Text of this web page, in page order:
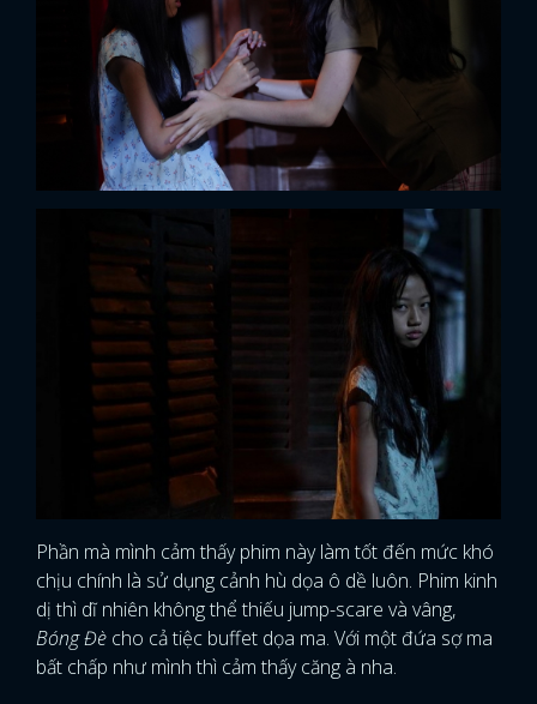
Phần mà mình cảm thấy phim này làm tốt đến mức khó
chịu chính là sử dụng cảnh hù dọa ô dề luôn. Phim kinh
dị thì dĩ nhiên không thể thiếu jump-scare và vâng,
Bóng Đè cho cả tiệc buffet dọa ma. Với một đứa sợ ma
bất chấp như mình thì cảm thấy căng à nha.